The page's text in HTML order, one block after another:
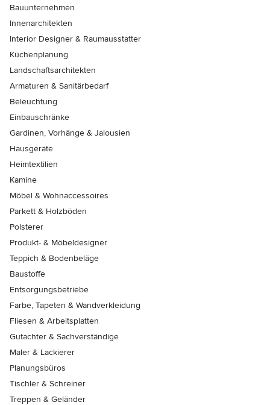
Bauunternehmen
Innenarchitekten
Interior Designer & Raumausstatter
Küchenplanung
Landschaftsarchitekten
Armaturen & Sanitärbedarf
Beleuchtung
Einbauschränke
Gardinen, Vorhänge & Jalousien
Hausgeräte
Heimtextilien
Kamine
Möbel & Wohnaccessoires
Parkett & Holzböden
Polsterer
Produkt- & Möbeldesigner
Teppich & Bodenbeläge
Baustoffe
Entsorgungsbetriebe
Farbe, Tapeten & Wandverkleidung
Fliesen & Arbeitsplatten
Gutachter & Sachverständige
Maler & Lackierer
Planungsbüros
Tischler & Schreiner
Treppen & Geländer